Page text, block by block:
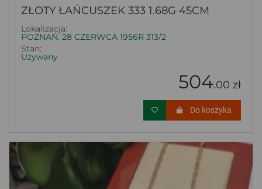
ZŁOTY ŁAŃCUSZEK 333 1.68G 45CM
Lokalizacja:
POZNAŃ, 28 CZERWCA 1956R 313/2
Stan:
Używany
504.00 zł
Do koszyka